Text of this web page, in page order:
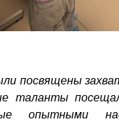
посвящены
таланты
опытными